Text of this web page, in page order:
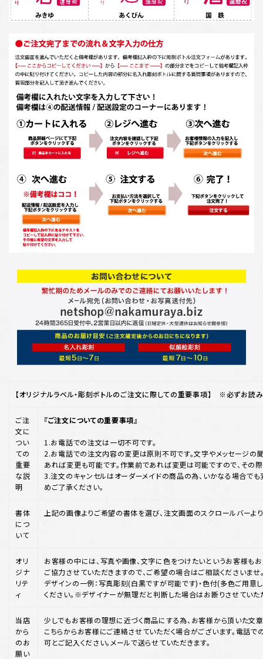
【オリジナルラベル・彫刻ボトルのご注文に際しての重要事項】 ※必ずお読み
ご注
文に
つい
ての
重要
な説
明
『ご注文についての重要事項』
1.お電話での注文は一切不可です。
2.お電話での注文内容の変更は原則不可です。文字やメッセージの
あれば変更も可能です。作業前であれば変更は可能ですので、その
3.注文のキャンセルはオーダーメイドの商品の為、いかなる場合で
めご了承ください。
書体
につ
いて
上記の画像よりご希望の書体を選び、注文画面のスクロールバーよ
オリ
ジナ
リテ
ィ
お客様の中には、写真や画像、文字に色をつけたいというお客様もお
ご協力させていただきますので、ご希望の場合はご相談くださいま
デザインの一例：写真彫刻(白黒ですが可能です)・色付(多色ご用
ください。※デザイナーが無理だと判断した場合はお断りさせていた
当店
から
のお
願い
少しでもお客様の理想に近づく商品にする為、お客様から頂いた文
こちらからお客様にご連絡させていただく場合がございます。電話
可とご記入ください。メールで送らせていただきます。